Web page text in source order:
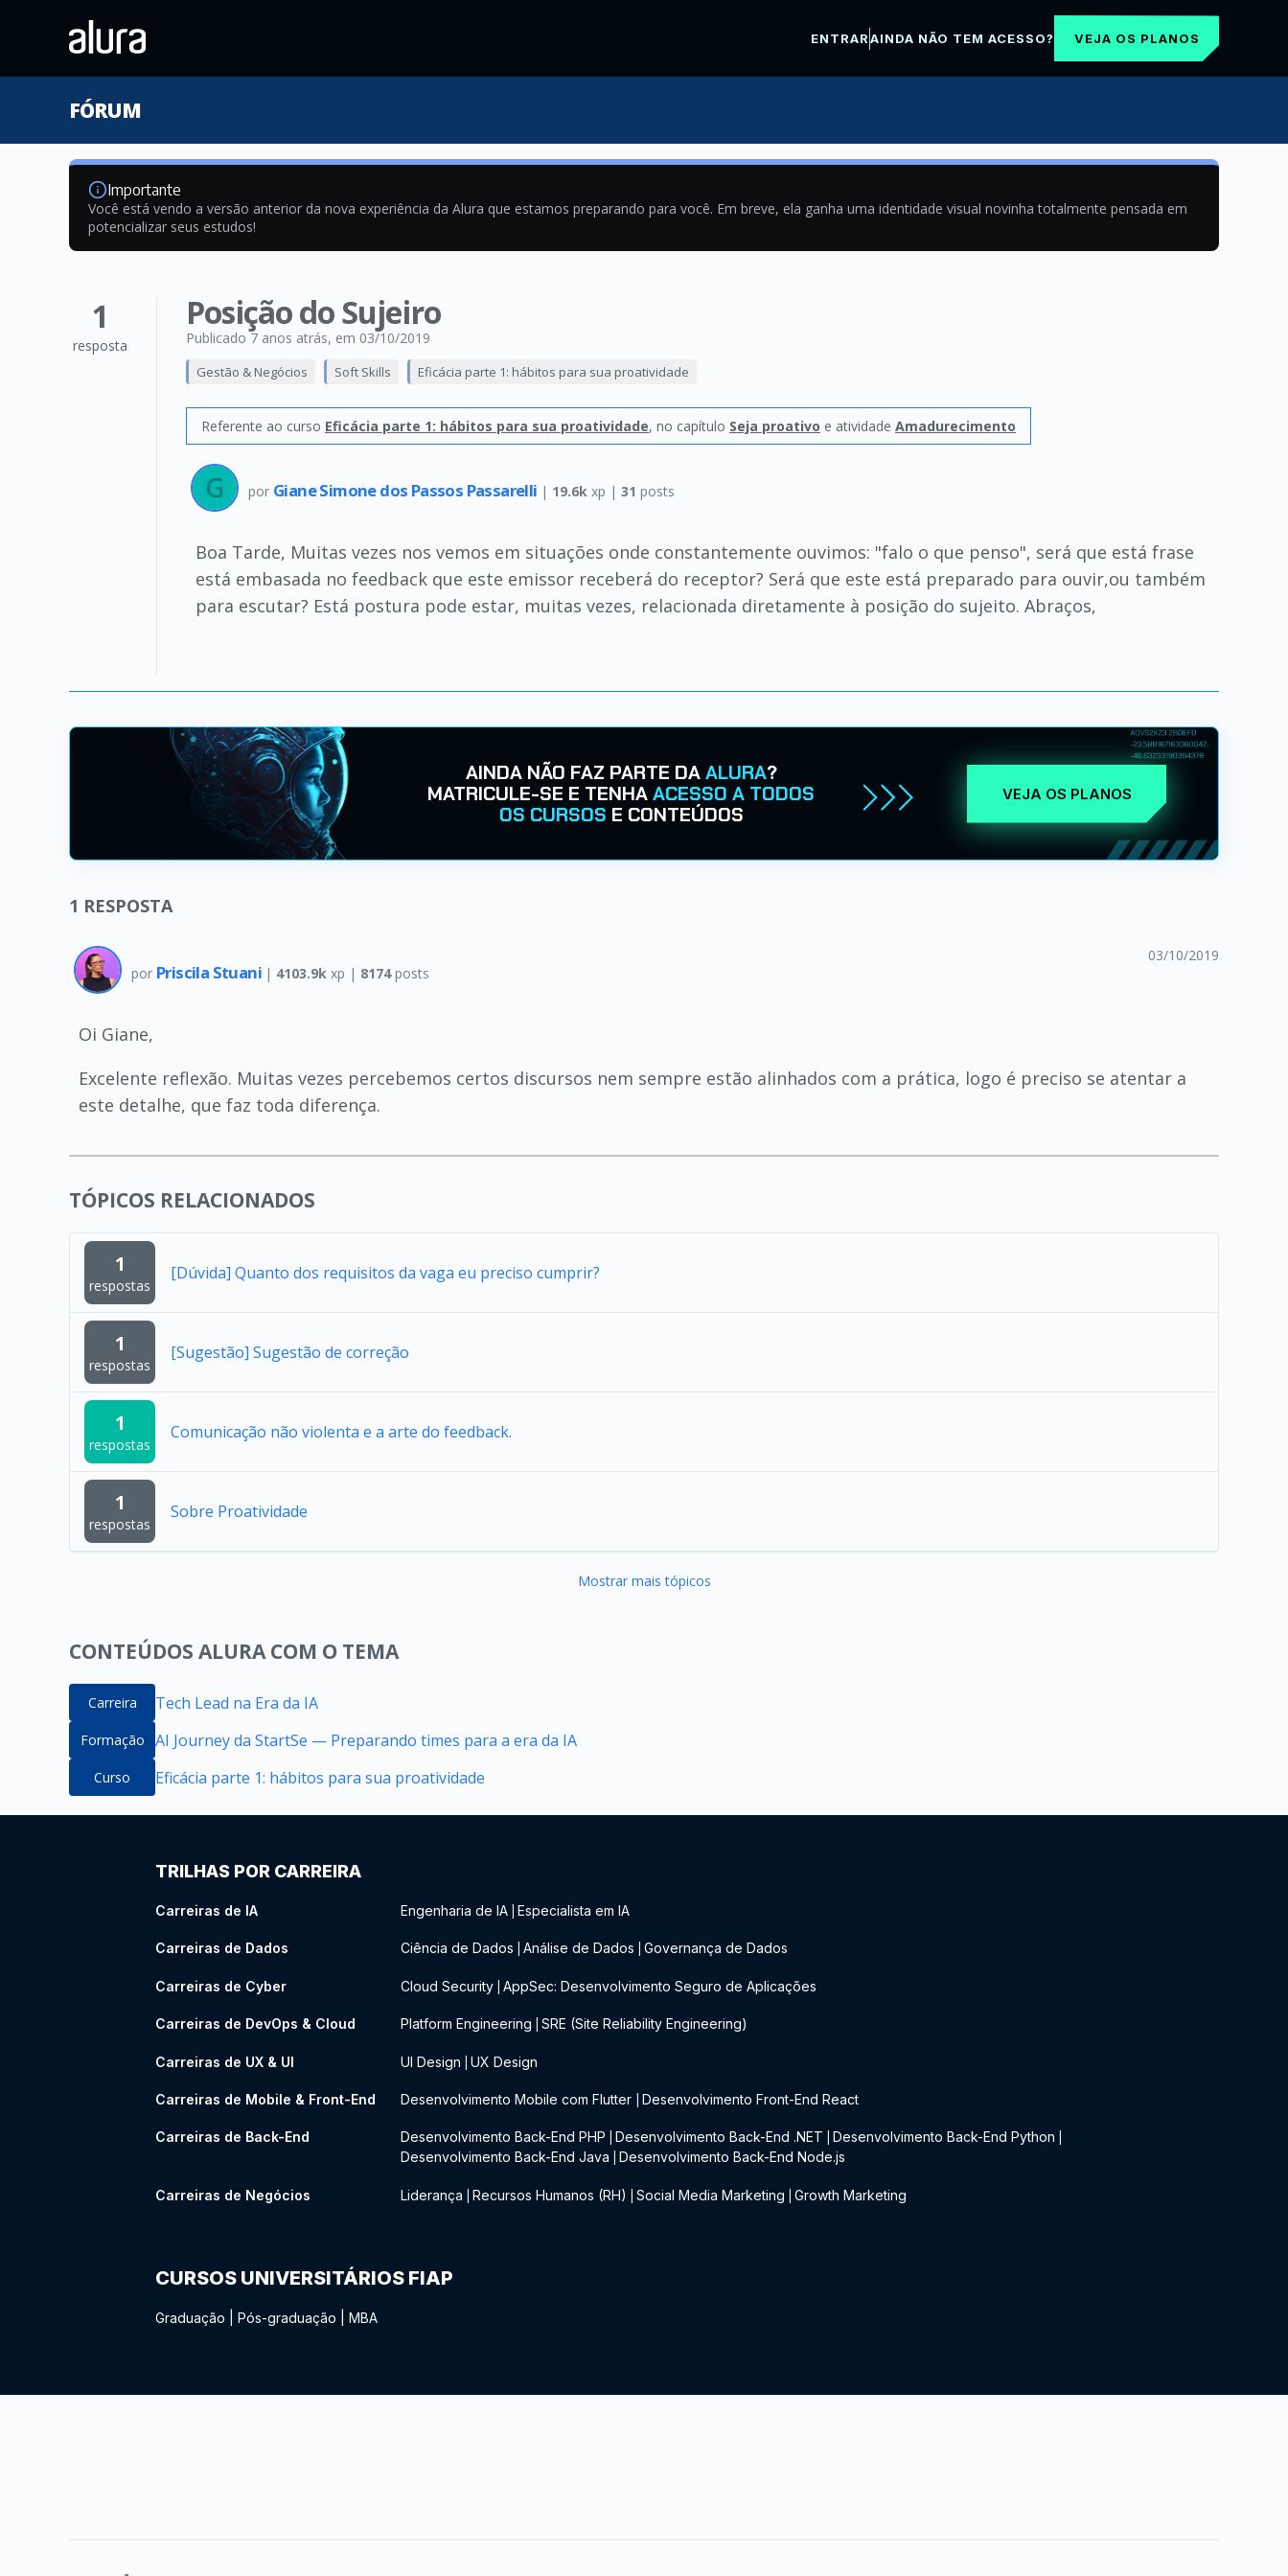
ENTRARAINDA NÃO TEM ACESSO? VEJA OS PLANOS
FÓRUM
Importante
Você está vendo a versão anterior da nova experiência da Alura que estamos preparando para você. Em breve, ela ganha uma identidade visual novinha totalmente pensada em
potencializar seus estudos!
1
resposta
Posição do Sujeiro
Publicado 7 anos atrás, em 03/10/2019
Gestão & Negócios Soft Skills Eficácia parte 1: hábitos para sua proatividade
Referente ao curso Eficácia parte 1: hábitos para sua proatividade, no capítulo Seja proativo e atividade Amadurecimento
por Giane Simone dos Passos Passarelli | 19.6k xp | 31 posts
Boa Tarde, Muitas vezes nos vemos em situações onde constantemente ouvimos: "falo o que penso", será que está frase
está embasada no feedback que este emissor receberá do receptor? Será que este está preparado para ouvir,ou também
para escutar? Está postura pode estar, muitas vezes, relacionada diretamente à posição do sujeito. Abraços,
AINDA NÃO FAZ PARTE DAALURA?
MATRICULE-SE E TENHAACESSO A TODOS
OS CURSOS E CONTEÚDOS
VEJA OS PLANOS
1 RESPOSTA
por Priscila Stuani | 4103.9k xp | 8174posts
03/10/2019
Oi Giane,
Excelente reflexão. Muitas vezes percebemos certos discursos nem sempre estão alinhados com a prática, logo é preciso se atentar a
este detalhe, que faz toda diferença.
TÓPICOS RELACIONADOS
1
respostas
[Dúvida] Quanto dos requisitos da vaga eu preciso cumprir?
1
respostas
[Sugestão] Sugestão de correção
1
respostas
Comunicação não violenta e a arte do feedback.
1
respostas
Sobre Proatividade
Mostrar mais tópicos
CONTEÚDOS ALURA COM O TEMA
Carreira Tech Lead na Era da IA
Formação AI Journey da StartSe — Preparando times para a era da IA
Curso Eficácia parte 1: hábitos para sua proatividade
TRILHAS POR CARREIRA
Carreiras de IA Engenharia de IA Especialista em IA
Carreiras de Dados Ciência de Dados Análise de Dados Governança de Dados
Carreiras de Cyber Cloud Security AppSec: Desenvolvimento Seguro de Aplicações
Carreiras de DevOps & Cloud Platform Engineering SRE (Site Reliability Engineering)
Carreiras de UX & UI UI Design UX Design
Carreiras de Mobile & Front-End Desenvolvimento Mobile com Flutter Desenvolvimento Front-End React
Carreiras de Back-End Desenvolvimento Back-End PHP Desenvolvimento Back-End .NET Desenvolvimento Back-End Python
Desenvolvimento Back-End Java Desenvolvimento Back-End Node.js
Carreiras de Negócios Liderança Recursos Humanos (RH) Social Media Marketing Growth Marketing
CURSOS UNIVERSITÁRIOS FIAP
Graduação Pós-graduação MBA